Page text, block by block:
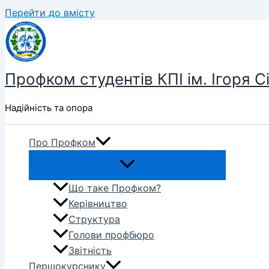
Перейти до вмісту
Профком студентів КПІ ім. Ігоря
Надійність та опора
Про Профком
Що таке Профком?
Керівництво
Структура
Голови профбюро
Звітність
Першокурснику